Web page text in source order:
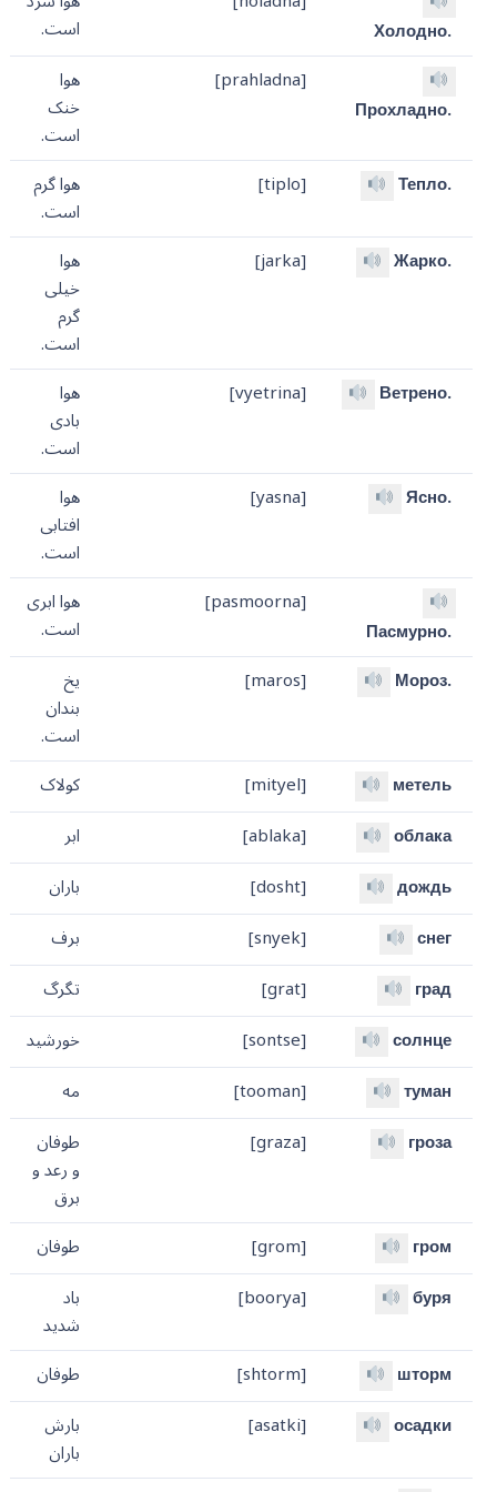
Холодно. است.
Прохладно.
[prahladna] هوا
خنک
است.
Тепло.
[tiplo] هوا گرم
است.
Жарко.
[jarka] هوا
خیلی
گرم
است.
Ветрено.
[vyetrina] هوا
بادی
است.
Ясно.
[yasna] هوا
افتابی
است.
Пасмурно.
[pasmoorna] هوا ابری
است.
Мороз.
[maros] یخ
بندان
است.
метель
[mityel]
کولاک
облака
[ablaka]
ابر
дождь
[dosht]
باران
снег
[snyek]
برف
град
[grat]
تگرگ
солнце
[sontse]
خورشید
туман
[tooman]
مه
гроза
[graza] طوفان
و رعد و
برق
гром
[grom]
طوفان
буря
[boorya] باد
شدید
шторм
[shtorm]
طوفان
осадки
[asatki] بارش
باران